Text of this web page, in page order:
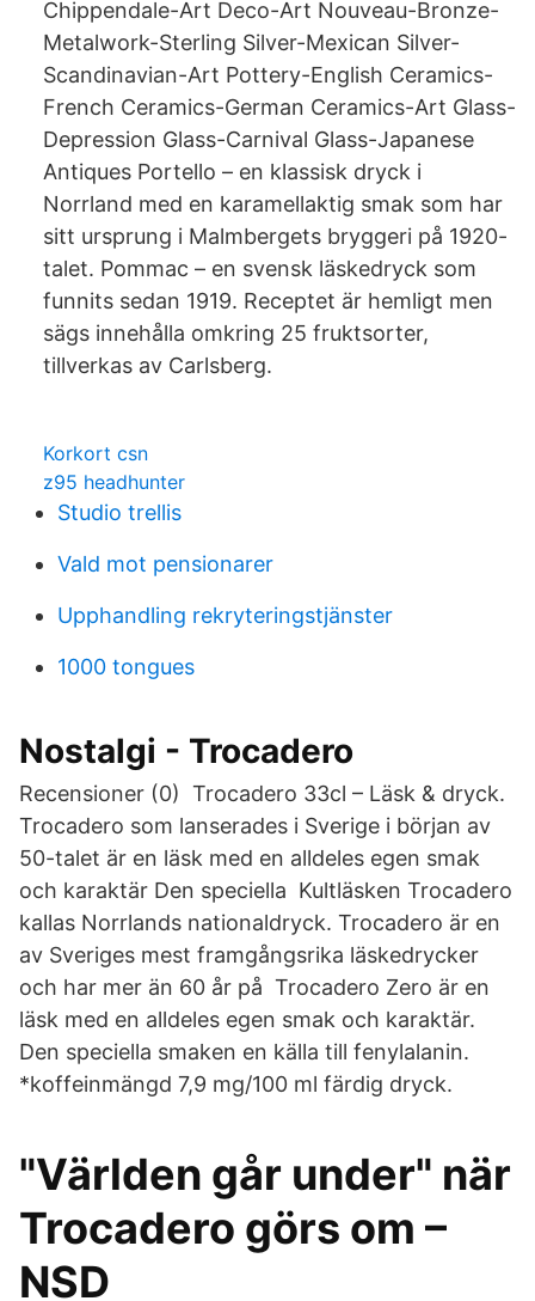
Chippendale-Art Deco-Art Nouveau-Bronze-
Metalwork-Sterling Silver-Mexican Silver-
Scandinavian-Art Pottery-English Ceramics-
French Ceramics-German Ceramics-Art Glass-
Depression Glass-Carnival Glass-Japanese
Antiques Portello – en klassisk dryck i
Norrland med en karamellaktig smak som har
sitt ursprung i Malmbergets bryggeri på 1920-
talet. Pommac – en svensk läskedryck som
funnits sedan 1919. Receptet är hemligt men
sägs innehålla omkring 25 fruktsorter,
tillverkas av Carlsberg.
Korkort csn
z95 headhunter
Studio trellis
Vald mot pensionarer
Upphandling rekryteringstjänster
1000 tongues
Nostalgi - Trocadero
Recensioner (0) Trocadero 33cl – Läsk & dryck.
Trocadero som lanserades i Sverige i början av
50-talet är en läsk med en alldeles egen smak
och karaktär Den speciella Kultläsken Trocadero
kallas Norrlands nationaldryck. Trocadero är en
av Sveriges mest framgångsrika läskedrycker
och har mer än 60 år på Trocadero Zero är en
läsk med en alldeles egen smak och karaktär.
Den speciella smaken en källa till fenylalanin.
*koffeinmängd 7,9 mg/100 ml färdig dryck.
"Världen går under" när
Trocadero görs om –
NSD